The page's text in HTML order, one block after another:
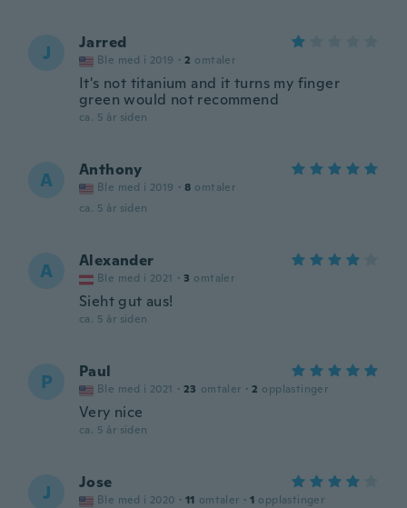
J Jarred
Ble med i 2019 · 2 omtaler
It's not titanium and it turns my finger
green would not recommend
ca. 5 år siden
A Anthony
Ble med i 2019 · 8 omtaler
ca. 5 år siden
A Alexander
Ble med i 2021 · 3 omtaler
Sieht gut aus!
ca. 5 år siden
P Paul
Ble med i 2021 · 23 omtaler · 2 opplastinger
Very nice
ca. 5 år siden
J Jose
Ble med i 2020 · 11 omtaler · 1 opplastinger